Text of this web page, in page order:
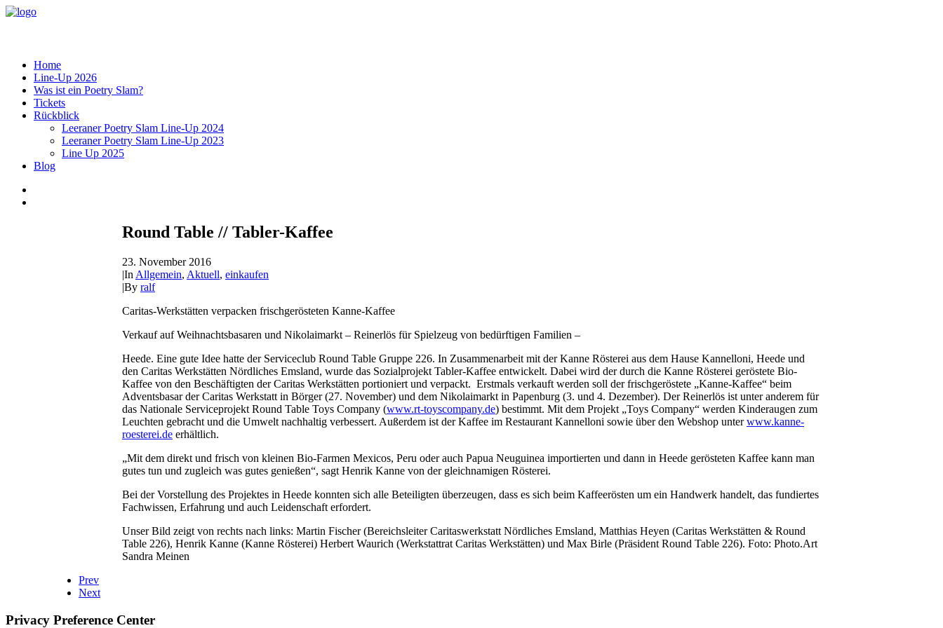
Home
Line-Up 2026
Was ist ein Poetry Slam?
Tickets
Rückblick
Leeraner Poetry Slam Line-Up 2024
Leeraner Poetry Slam Line-Up 2023
Line Up 2025
Blog
Round Table // Tabler-Kaffee
23. November 2016
|In Allgemein, Aktuell, einkaufen
|By ralf
Caritas-Werkstätten verpacken frischgerösteten Kanne-Kaffee
Verkauf auf Weihnachtsbasaren und Nikolaimarkt – Reinerlös für Spielzeug von bedürftigen Familien –
Heede. Eine gute Idee hatte der Serviceclub Round Table Gruppe 226. In Zusammenarbeit mit der Kanne Rösterei aus dem Hause Kannelloni, Heede und
den Caritas Werkstätten Nördliches Emsland, wurde das Sozialprojekt Tabler-Kaffee entwickelt. Dabei wird der durch die Kanne Rösterei geröstete Bio-
Kaffee von den Beschäftigten der Caritas Werkstätten portioniert und verpackt. Erstmals verkauft werden soll der frischgeröstete „Kanne-Kaffee“ beim
Adventsbasar der Caritas Werkstatt in Börger (27. November) und dem Nikolaimarkt in Papenburg (3. und 4. Dezember). Der Reinerlös ist unter anderem für
das Nationale Serviceprojekt Round Table Toys Company (www.rt-toyscompany.de) bestimmt. Mit dem Projekt „Toys Company“ werden Kinderaugen zum
Leuchten gebracht und die Umwelt nachhaltig verbessert. Außerdem ist der Kaffee im Restaurant Kannelloni sowie über den Webshop unterwww.kanne-
roesterei.de erhältlich.
„Mit dem direkt und frisch von kleinen Bio-Farmen Mexicos, Peru oder auch Papua Neuguinea importierten und dann in Heede gerösteten Kaffee kann man
gutes tun und zugleich was gutes genießen“, sagt Henrik Kanne von der gleichnamigen Rösterei.
Bei der Vorstellung des Projektes in Heede konnten sich alle Beteiligten überzeugen, dass es sich beim Kaffeerösten um ein Handwerk handelt, das fundiertes
Fachwissen, Erfahrung und auch Leidenschaft erfordert.
Unser Bild zeigt von rechts nach links: Martin Fischer (Bereichsleiter Caritaswerkstatt Nördliches Emsland, Matthias Heyen (Caritas Werkstätten & Round
Table 226), Henrik Kanne (Kanne Rösterei) Herbert Waurich (Werkstattrat Caritas Werkstätten) und Max Birle (Präsident Round Table 226). Foto: Photo.Art
Sandra Meinen
Prev
Next
Privacy Preference Center